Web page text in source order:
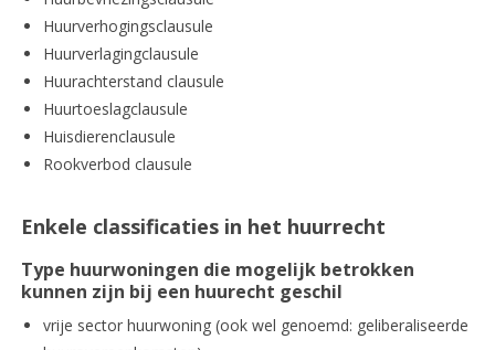
Huurverhogingsclausule
Huurverlagingclausule
Huurachterstand clausule
Huurtoeslagclausule
Huisdierenclausule
Rookverbod clausule
Enkele classificaties in het huurrecht
Type huurwoningen die mogelijk betrokken
kunnen zijn bij een huurecht geschil
vrije sector huurwoning (ook wel genoemd: geliberaliseerde